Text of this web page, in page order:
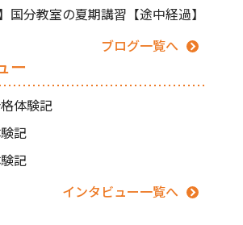
国分教室の夏期講習【途中経過】
ブログ一覧へ
ー
体験記
記
記
インタビュー一覧へ